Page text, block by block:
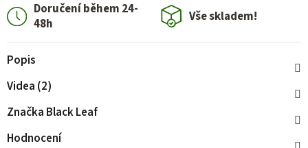
Doručení během 24-
48h
Vše skladem!
Popis
Videa (2)
Značka Black Leaf
Hodnocení